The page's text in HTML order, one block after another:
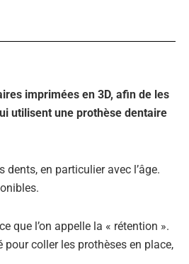
imprimées en 3D, afin de les
utilisent une prothèse dentaire
en particulier avec l’âge.
que l’on appelle la « rétention ».
coller les prothèses en place,